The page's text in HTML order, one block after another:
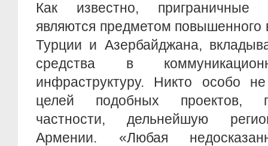
Как известно, приграничные
являются предметом повышенного
Турции и Азербайджана,
средства в
инфраструктуру. Никто особо
целей подобных проектов,
частности, дельнейшую
Армении. «Любая